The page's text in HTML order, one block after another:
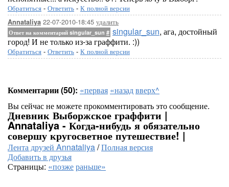
Обратиться - Ответить - К полной версии
Annataliya 22-07-2010-18:45 удалить
Ответ на комментарий singular_sun # singular_sun, ага, достойный
город! И не только из-за граффити. :))
Обратиться - Ответить - К полной версии
Комментарии (50): «первая «назадвверх^
Вы сейчас не можете прокомментировать это сообщение.
Дневник Выборжское граффити |
Annataliya - Когда-нибудь я обязательно
совершу кругосветное путешествие! |
Лента друзей Annataliya/Полная версия
Добавить в друзья
Страницы: «позжераньше»